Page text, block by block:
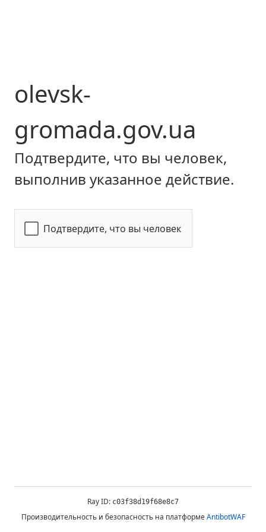
olevsk-
gromada.gov.ua
Подтвердите, что вы человек,
выполнив указанное действие.
Подтвердите, что вы человек
Ray ID: c03f38d19f68e8c7
Производительность и безопасность на платформеAntibotWAF